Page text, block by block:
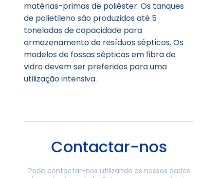
matérias-primas de poliéster. Os tanques
de polietileno são produzidos até 5
toneladas de capacidade para
armazenamento de resíduos sépticos. Os
modelos de fossas sépticas em fibra de
vidro devem ser preferidos para uma
utilização intensiva.
Contactar-nos
Pode contactar-nos utilizando os nossos dados